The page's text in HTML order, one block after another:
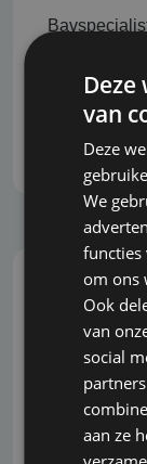
van het
objectieve
Snel,
U wilt snel
staan
dit ten
van
Deze
We
functies
om ons
Ook
van
social
aan ze